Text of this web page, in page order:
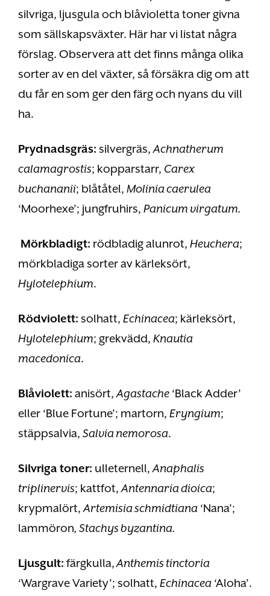
silvriga, ljusgula och blåvioletta toner givna
som sällskapsväxter. Här har vi listat några
förslag. Observera att det finns många olika
sorter av en del växter, så försäkra dig om att
du får en som ger den färg och nyans du vill
ha.
Prydnadsgräs: silvergräs,Achnatherum
calamagrostis; kopparstarr, Carex
buchananii; blåtåtel, Molinia caerulea
‘Moorhexe’; jungfruhirs, Panicum virgatum.
Mörkbladigt: rödbladig alunrot, Heuchera;
mörkbladiga sorter av kärleksört,
Hylotelephium.
Rödviolett: solhatt, Echinacea; kärleksört,
Hylotelephium; grekvädd, Knautia
macedonica.
Blåviolett: anisört,Agastache ‘Black Adder’
eller ‘Blue Fortune’; martorn, Eryngium;
stäppsalvia, Salvia nemorosa.
Silvriga toner: ulleternell,Anaphalis
triplinervis; kattfot,Antennaria dioica;
krypmalört,Artemisia schmidtiana ‘Nana’;
lammöron, Stachys byzantina.
Ljusgult:färgkulla,Anthemis tinctoria
‘Wargrave Variety’; solhatt, Echinacea ‘Aloha’.